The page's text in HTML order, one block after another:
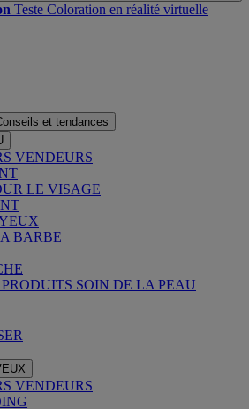
Teste Coloration en réalité virtuelle
et tendances
VENDEURS
LE VISAGE
BARBE
SOIN DE LA PEAU
VENDEURS